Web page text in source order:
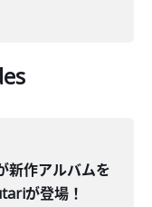
新作アルバムを
が登場！